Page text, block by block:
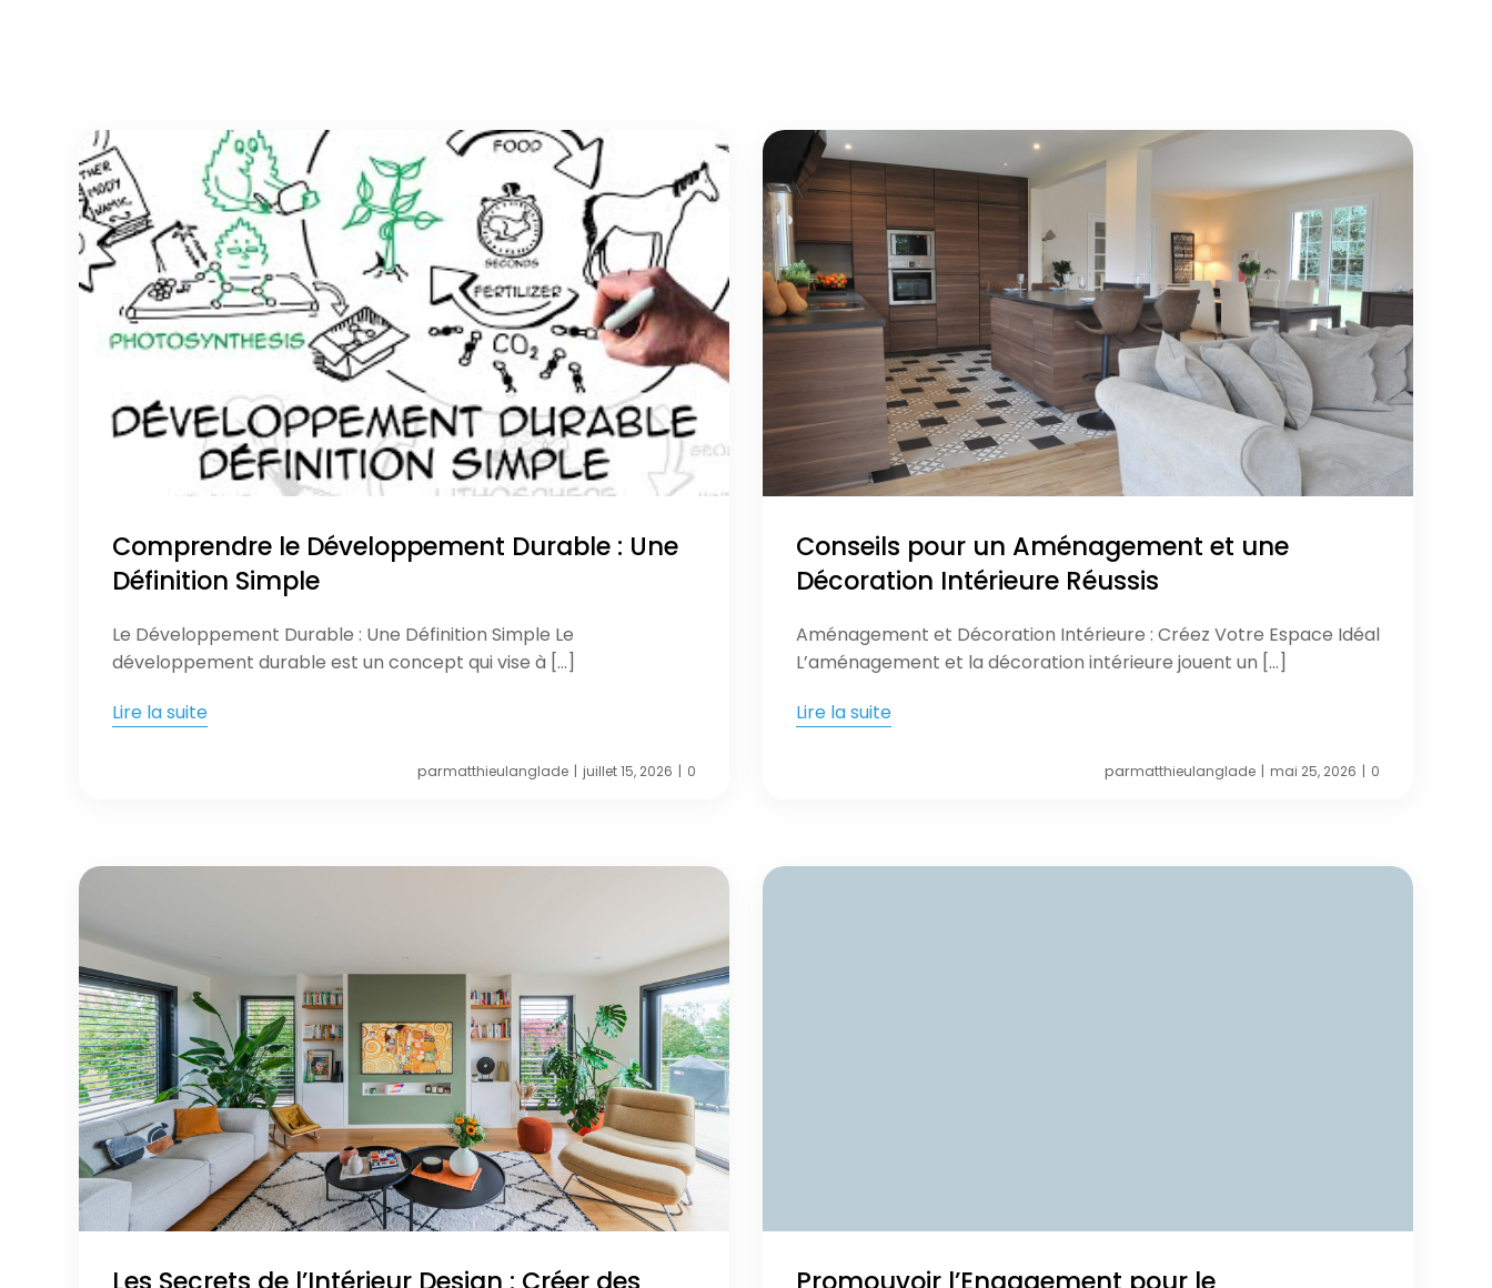
Comprendre le Développement Durable : Une
Définition Simple
Le Développement Durable : Une Définition Simple Le
développement durable est un concept qui vise à […]
Lire la suite
parmatthieulanglade | juillet 15, 2026 | 0
Conseils pour un Aménagement et une
Décoration Intérieure Réussis
Aménagement et Décoration Intérieure : Créez Votre Espace Idéal
L’aménagement et la décoration intérieure jouent un […]
Lire la suite
parmatthieulanglade | mai 25, 2026 | 0